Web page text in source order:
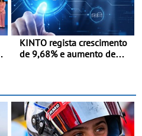
KINTO regista crescimento
de 9,68% e aumento de